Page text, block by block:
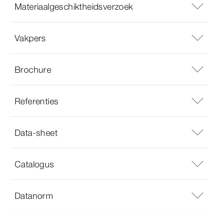
Materiaalgeschiktheidsverzoek
Vakpers
Brochure
Referenties
Data-sheet
Catalogus
Datanorm